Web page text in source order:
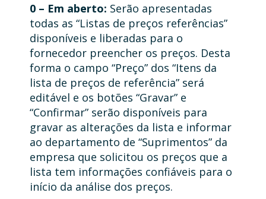
0 – Em aberto: Serão apresentadas
todas as “Listas de preços referências”
disponíveis e liberadas para o
fornecedor preencher os preços. Desta
forma o campo “Preço” dos “Itens da
lista de preços de referência” será
editável e os botões “Gravar” e
“Confirmar” serão disponíveis para
gravar as alterações da lista e informar
ao departamento de “Suprimentos” da
empresa que solicitou os preços que a
lista tem informações confiáveis para o
início da análise dos preços.